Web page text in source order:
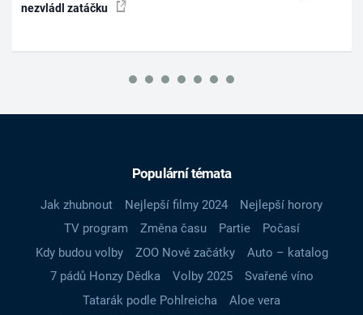
nezvládl zatáčku
Populární témata
Jak zhubnout Nejlepší filmy 2024
Nejlepší horory
TV program
Změna času Partie
Počasí
Kdy budou volby
ZOO Nové začátky
Auto – katalog
7 pádů Honzy Dědka
Volby 2025
Svařené víno
Tatarák podle Pohlreicha
Aloe vera